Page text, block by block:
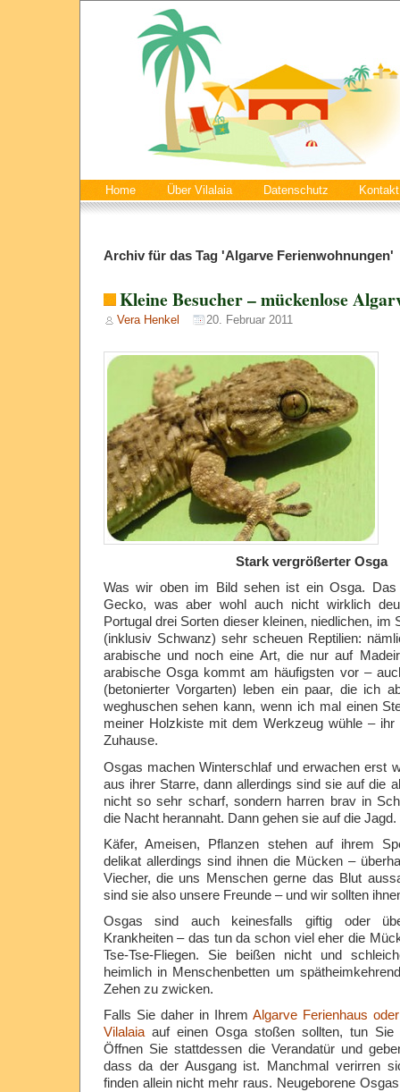
Home Über Vilalaia Datenschutz Kontakt
Archiv für das Tag 'Algarve Ferienwohnungen'
Kleine Besucher – mückenlose
Vera Henkel 20. Februar 2011
Stark vergrößerter Osga
Was wir oben im Bild sehen ist ein Osga.
Gecko, was aber wohl auch nicht wirklich
Portugal drei Sorten dieser kleinen, niedlichen, im
(inklusiv Schwanz) sehr scheuen Reptilien:
arabische und noch eine Art, die nur auf
arabische Osga kommt am häufigsten vor –
(betonierter Vorgarten) leben ein paar, die ich
weghuschen sehen kann, wenn ich mal einen
meiner Holzkiste mit dem Werkzeug wühle – ihr
Zuhause.
Osgas machen Winterschlaf und erwachen erst
aus ihrer Starre, dann allerdings sind sie auf die
nicht so sehr scharf, sondern harren brav in
die Nacht herannaht. Dann gehen sie auf die Jagd.
Käfer, Ameisen, Pflanzen stehen auf ihrem
delikat allerdings sind ihnen die Mücken –
Viecher, die uns Menschen gerne das Blut
sind sie also unsere Freunde – und wir sollten
Osgas sind auch keinesfalls giftig oder
Krankheiten – das tun da schon viel eher die
Tse-Tse-Fliegen. Sie beißen nicht und
heimlich in Menschenbetten um
Zehen zu zwicken.
Falls Sie daher in Ihrem Algarve Ferienhaus
Vilalaiaauf einen Osga stoßen sollten, tun Sie
Öffnen Sie stattdessen die Verandatür und
dass da der Ausgang ist. Manchmal verirren
finden allein nicht mehr raus. Neugeborene